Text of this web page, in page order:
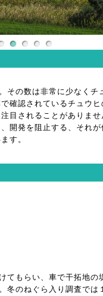
の数は非常に少なくチ
確認されているチュウ
目されることがありま
開発を阻止する、それ
す。
もらい、車で干拓地
のねぐら入り調査で